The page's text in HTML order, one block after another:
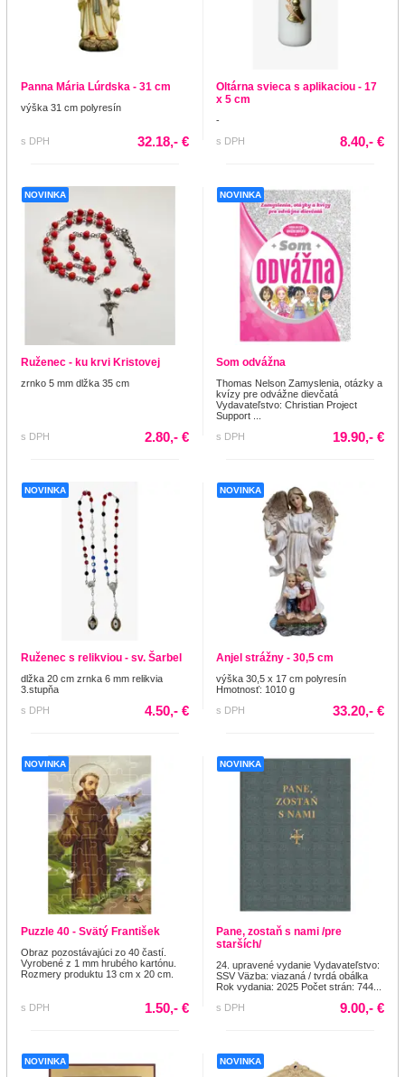
Panna Mária Lúrdska - 31 cm
výška 31 cm polyresín
s DPH 32.18,- €
Oltárna svieca s aplikaciou - 17
x 5 cm
-
s DPH
8.40,- €
NOVINKA
Ruženec - ku krvi Kristovej
zrnko 5 mm dlžka 35 cm
s DPH 2.80,- €
NOVINKA
Som odvážna
Thomas Nelson Zamyslenia, otázky a
kvízy pre odvážne dievčatá
Vydavateľstvo: Christian Project
Support ...
s DPH
19.90,- €
NOVINKA
Ruženec s relikviou - sv. Šarbel
dlžka 20 cm zrnka 6 mm relikvia
3.stupňa
s DPH
4.50,- €
NOVINKA
Anjel strážny - 30,5 cm
výška 30,5 x 17 cm polyresín
Hmotnosť: 1010 g
s DPH
33.20,- €
NOVINKA
Puzzle 40 - Svätý František
Obraz pozostávajúci zo 40 častí.
Vyrobené z 1 mm hrubého kartónu.
Rozmery produktu 13 cm x 20 cm.
s DPH 1.50,- €
NOVINKA
Pane, zostaň s nami /pre
starších/
24. upravené vydanie Vydavateľstvo:
SSV Väzba: viazaná / tvrdá obálka
Rok vydania: 2025 Počet strán: 744...
s DPH
9.00,- €
NOVINKA NOVINKA